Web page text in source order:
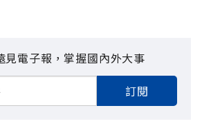
見電子報，掌握國內外大事
訂閱